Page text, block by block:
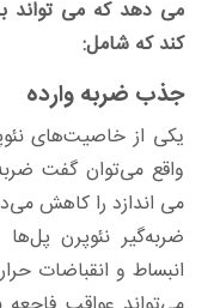
می دهد که می تواند
کند که شامل:
جذب ضربه وارده
یکی از خاصیت‌های
واقع می‌توان گفت
می اندازد را کاهش
ضربه‌گیر نئوپرن
انبساط و انقباضات